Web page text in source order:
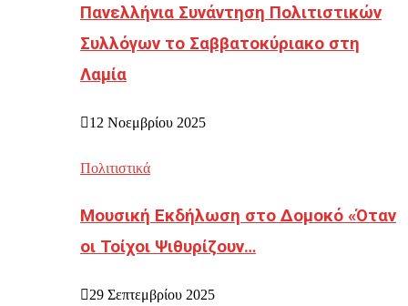
Πανελλήνια Συνάντηση Πολιτιστικών
Συλλόγων το Σαββατοκύριακο στη
Λαμία
12 Νοεμβρίου 2025
Πολιτιστικά
Μουσική Εκδήλωση στο Δομοκό «Όταν
οι Τοίχοι Ψιθυρίζουν…
29 Σεπτεμβρίου 2025